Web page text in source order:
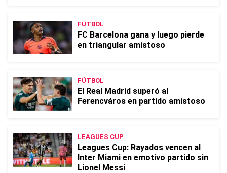
FÚTBOL
FC Barcelona gana y luego pierde
en triangular amistoso
FÚTBOL
El Real Madrid superó al
Ferencváros en partido amistoso
LEAGUES CUP
Leagues Cup: Rayados vencen al
Inter Miami en emotivo partido sin
Lionel Messi